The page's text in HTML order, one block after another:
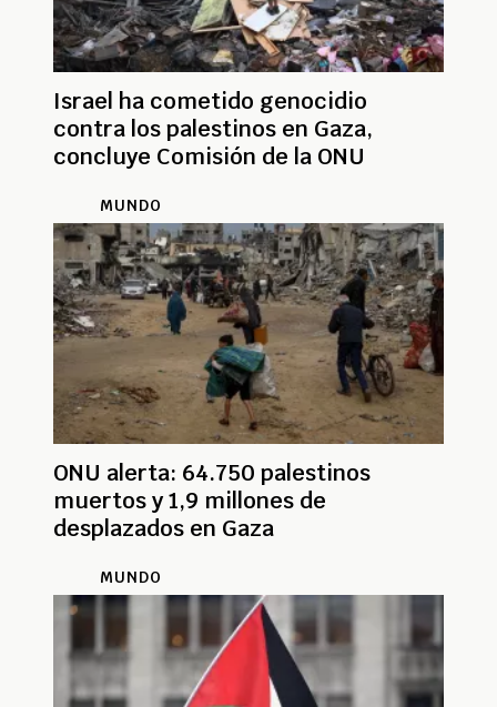
Israel ha cometido genocidio
contra los palestinos en Gaza,
concluye Comisión de la ONU
MUNDO
ONU alerta: 64.750 palestinos
muertos y 1,9 millones de
desplazados en Gaza
MUNDO